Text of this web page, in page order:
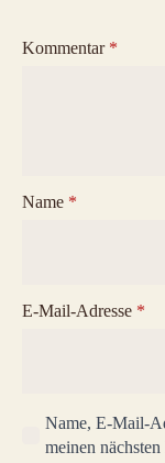
Kommentar *
Name *
E-Mail-Adresse *
Name, E-Mail-
meinen